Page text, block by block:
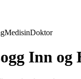
MedisinDoktor
Inn og